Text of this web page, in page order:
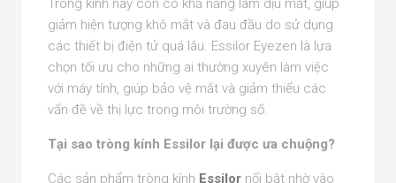
Tròng kính này còn có khả năng làm dịu mắt, giúp
giảm hiện tượng khô mắt và đau đầu do sử dụng
các thiết bị điện tử quá lâu. Essilor Eyezen là lựa
chọn tối ưu cho những ai thường xuyên làm việc
với máy tính, giúp bảo vệ mắt và giảm thiểu các
vấn đề về thị lực trong môi trường số.
Tại sao tròng kính Essilor lại được ưa chuộng?
Các sản phẩm tròng kính Essilor nổi bật nhờ vào